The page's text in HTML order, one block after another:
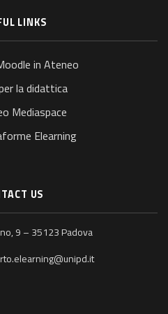
LINKS
in Ateneo
la didattica
Mediaspace
Elearning
US
9 – 35123 Padova